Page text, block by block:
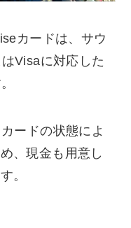
カードは、サウ
Visaに対応した
ードの状態によ
、現金も用意し
。